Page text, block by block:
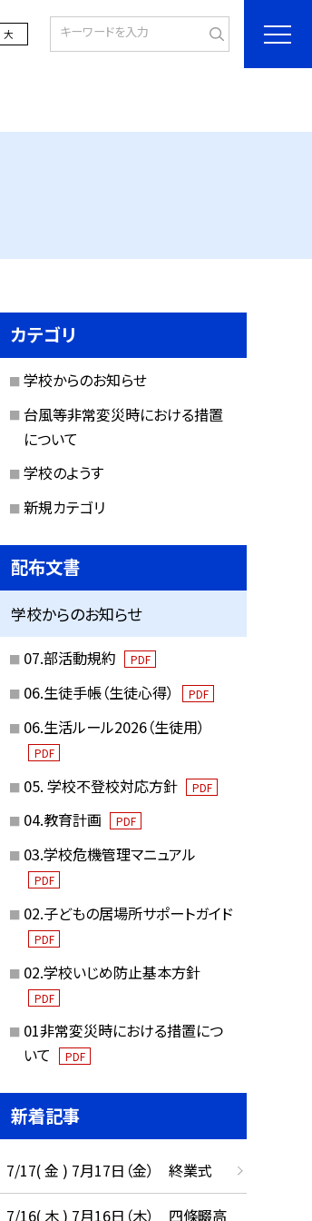
大
カテゴリ
学校からのお知らせ
台風等非常変災時における措置
について
学校のようす
新規カテゴリ
配布文書
学校からのお知らせ
07.部活動規約 PDF
06.生徒手帳（生徒心得） PDF
06.生活ルール2026（生徒用）
PDF
05. 学校不登校対応方針 PDF
04.教育計画 PDF
03.学校危機管理マニュアル
PDF
02.子どもの居場所サポートガイド
PDF
02.学校いじめ防止基本方針
PDF
01非常変災時における措置につ
いて
PDF
新着記事
7/17( 金 ) 7月17日（金） 終業式
7/16( 木 ) 7月16日（木） 四條畷高